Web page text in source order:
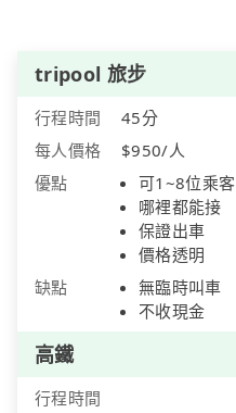
tripool 旅步
行程時間
45分
每人價格
$950/人
優點
可1~8位乘客
哪裡都能接
保證出車
價格透明
缺點
無臨時叫車
不收現金
高鐵
行程時間